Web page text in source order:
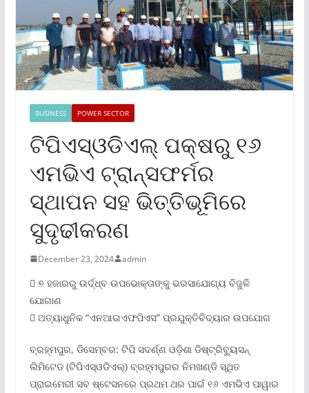
BUSINESS POWER SECTOR
ଟିପିଏସ୍ଓଡିଏଲ୍ ପକ୍ଷରୁ ୧୬
ଏମଭିଏ ଟ୍ରାନ୍ସଫର୍ମର
ସ୍ଥାପନ ସହ ଭିତ୍ତିଭୂମିରେ
ସୁଦୃଢୀକରଣ
December 23, 2024 admin
 ୭ ହଜାରରୁ ଉର୍ଦ୍ଧ୍ବ ଉପଭୋକ୍ତାଙ୍କୁ ଭରସାଯୋଗ୍ୟ ବିଜୁଳି
ଯୋଗାଣ
 ଅତ୍ୟାଧୁନିକ “ଏନଆଇଏଫପିଏସ” ପ୍ରଯୁକ୍ତିବିଦ୍ୟାର ଉପଯୋଗ
ବ୍ରହ୍ମପୁର, ଡିସେମ୍ବର: ଟିପି ସଦର୍ଣ୍ଣ ଓଡ଼ିଶା ଡିଷ୍ଟ୍ରିବ୍ୟୁସନ୍
ଲିମିଟେଡ (ଟିପିଏସ୍ଓଡିଏଲ୍) ବ୍ରହ୍ମପୁରର ନିମଖଣ୍ଡି ସ୍ଥିତ
ପ୍ରାଇମେରୀ ସବ ଷ୍ଟେସନରେ ପ୍ରଥମ ଥର ପାଇଁ ୧୬ ଏମଭିଏ ପାୱାର